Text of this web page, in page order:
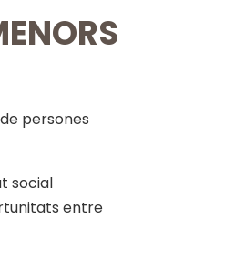
persones
social
entre